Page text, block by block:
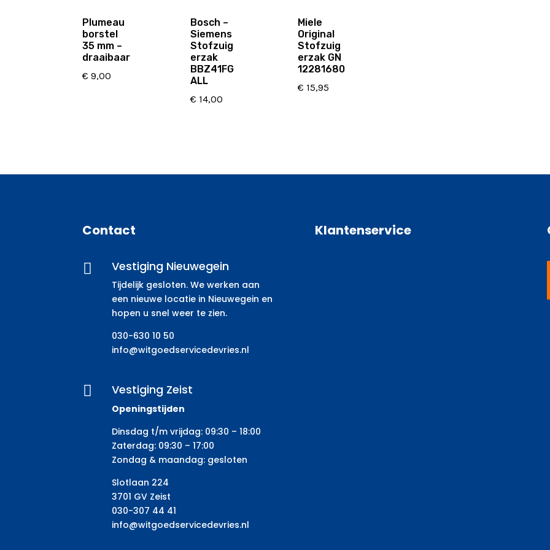
Plumeau
borstel
35 mm –
draaibaar
€ 9,00
Bosch –
Siemens
Stofzuig
erzak
BBZ41FG
ALL
€ 14,00
Miele
Original
Stofzuig
erzak GN
12281680
€ 15,95
Contact
 Vestiging Nieuwegein
Tijdelijk gesloten. We werken aan
een nieuwe locatie in Nieuwegein en
hopen u snel weer te zien.
030-630 10 50
info@witgoedservicedevries.nl
 Vestiging Zeist
Openingstijden
Dinsdag t/m vrijdag: 09:30 – 18:00
Zaterdag: 09:30 – 17:00
Zondag & maandag: gesloten
Slotlaan 224
3701 GV Zeist
030-307 44 41
info@witgoedservicedevries.nl
Klantenservice